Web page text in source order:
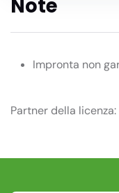
Note
Impronta non
Partner della licenza: